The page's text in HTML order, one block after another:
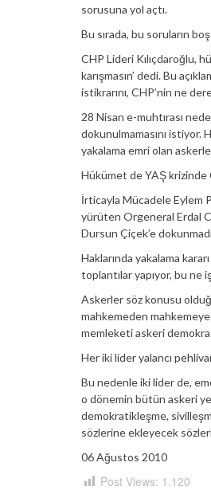
sorusuna yol açtı.
Bu sırada, bu soruların
CHP Lideri Kılıçdaroğlu,
karışmasın’ dedi. Bu
istikrarını, CHP’nin ne
28 Nisan e-muhtırası
dokunulmamasını istiyor.
yakalama emri olan
Hükümet de YAŞ krizinde
İrticayla Mücadele Eylem
yürüten Orgeneral Erdal
Dursun Çiçek’e
Haklarında yakalama
toplantılar yapıyor, bu
Askerler söz konusu
mahkemeden
memleketi askeri
Her iki lider yalancı
Bu nedenle iki lider de,
o dönemin bütün askeri
demokratikleşme,
sözlerine ekleyecek
06 Ağustos 2010
Post Views: 1.120